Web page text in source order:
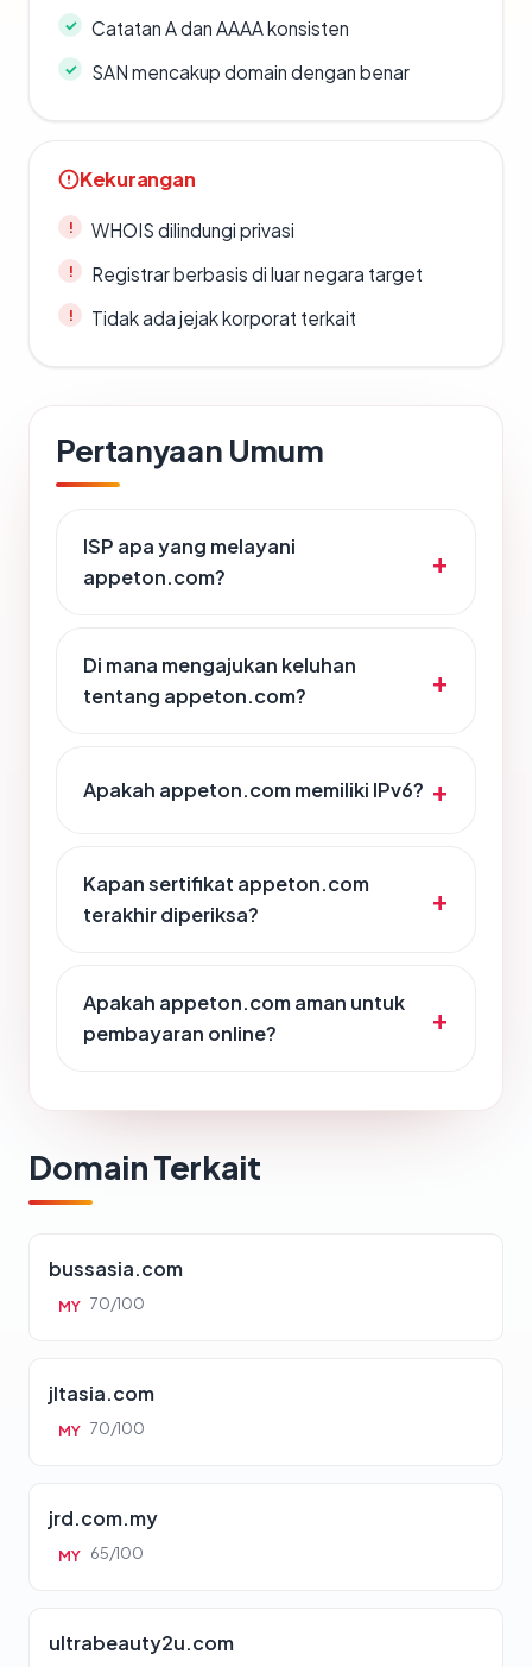
Catatan A dan AAAA konsisten
SAN mencakup domain dengan benar
Kekurangan
WHOIS dilindungi privasi
Registrar berbasis di luar negara target
Tidak ada jejak korporat terkait
Pertanyaan Umum
ISP apa yang melayani
appeton.com?
Di mana mengajukan keluhan
tentang appeton.com?
Apakah appeton.com memiliki IPv6?
Kapan sertifikat appeton.com
terakhir diperiksa?
Apakah appeton.com aman untuk
pembayaran online?
Domain Terkait
bussasia.com
MY 70/100
jltasia.com
MY 70/100
jrd.com.my
MY 65/100
ultrabeauty2u.com